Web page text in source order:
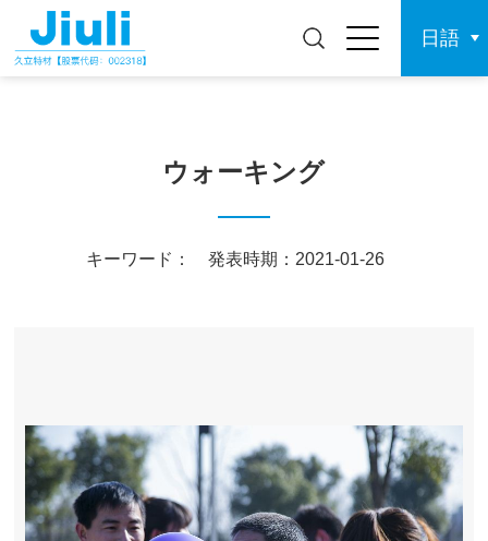
日語
ウォーキング
キーワード： 発表時期：2021-01-26